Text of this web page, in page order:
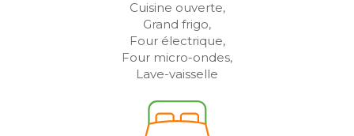
Cuisine ouverte,
Grand frigo,
Four électrique,
Four micro-ondes,
Lave-vaisselle